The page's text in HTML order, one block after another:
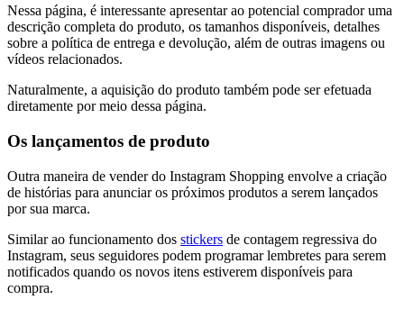
Nessa página, é interessante apresentar ao potencial comprador uma
descrição completa do produto, os tamanhos disponíveis, detalhes
sobre a política de entrega e devolução, além de outras imagens ou
vídeos relacionados.
Naturalmente, a aquisição do produto também pode ser efetuada
diretamente por meio dessa página.
Os lançamentos de produto
Outra maneira de vender do Instagram Shopping envolve a criação
de histórias para anunciar os próximos produtos a serem lançados
por sua marca.
Similar ao funcionamento dos stickers de contagem regressiva do
Instagram, seus seguidores podem programar lembretes para serem
notificados quando os novos itens estiverem disponíveis para
compra.